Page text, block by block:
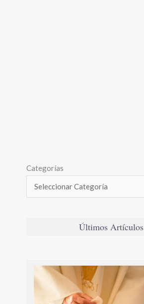
Categorías
Últimos Artículos